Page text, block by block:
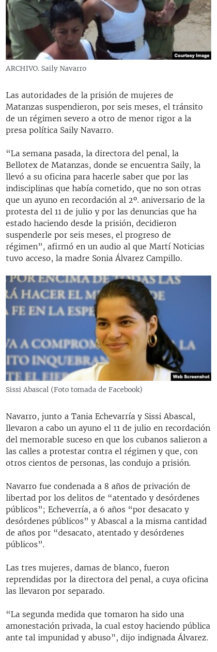
RADIO MARTÍ
ESPECIALES
ESPECIALES
LA REALIDAD DE LA VIVIENDA EN CUBA
KENTU-CUBANO
LOS SANTOS DE HIALEAH
DESINFORMACIÓN RUSA EN AMÉRICA LATINA
MULTIMEDIA
EDITORIALES
ARCHIVO. Saily Navarro
Las autoridades de la prisión de mujeres de
Matanzas suspendieron, por seis meses, el tránsito
de un régimen severo a otro de menor rigor a la
presa política Saily Navarro.
“La semana pasada, la directora del penal, la
Bellotex de Matanzas, donde se encuentra Saily, la
llevó a su oficina para hacerle saber que por las
indisciplinas que había cometido, que no son otras
que un ayuno en recordación al 2º. aniversario de la
protesta del 11 de julio y por las denuncias que ha
estado haciendo desde la prisión, decidieron
suspenderle por seis meses, el progreso de
régimen”, afirmó en un audio al que Martí Noticias
tuvo acceso, la madre Sonia Álvarez Campillo.
Sissi Abascal (Foto tomada de Facebook)
Navarro, junto a Tania Echevarría y Sissi Abascal,
llevaron a cabo un ayuno el 11 de julio en recordación
del memorable suceso en que los cubanos salieron a
las calles a protestar contra el régimen y que, con
otros cientos de personas, las condujo a prisión.
Navarro fue condenada a 8 años de privación de
libertad por los delitos de “atentado y desórdenes
públicos”; Echeverría, a 6 años “por desacato y
desórdenes públicos” y Abascal a la misma cantidad
de años por “desacato, atentado y desórdenes
públicos”.
Las tres mujeres, damas de blanco, fueron
reprendidas por la directora del penal, a cuya oficina
las llevaron por separado.
“La segunda medida que tomaron ha sido una
amonestación privada, la cual estoy haciendo pública
ante tal impunidad y abuso”, dijo indignada Álvarez.